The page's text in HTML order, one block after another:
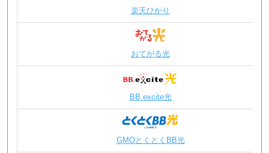
楽天ひかり
おてがる光
BB.excite光
GMOとくとくBB光